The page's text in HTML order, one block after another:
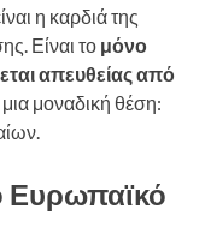
η καρδιά της
Είναι το μόνο
απευθείας από
μια μοναδική θέση:
Ευρωπαϊκό